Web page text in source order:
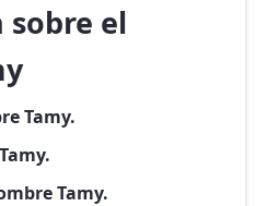
el
Tamy.
Tamy.